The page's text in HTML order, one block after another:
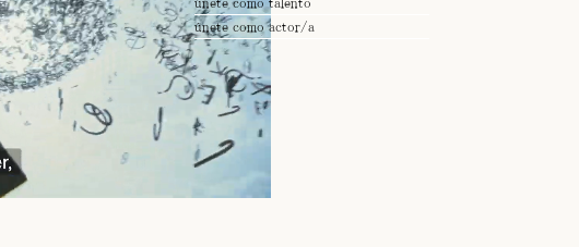
únete como actor/a